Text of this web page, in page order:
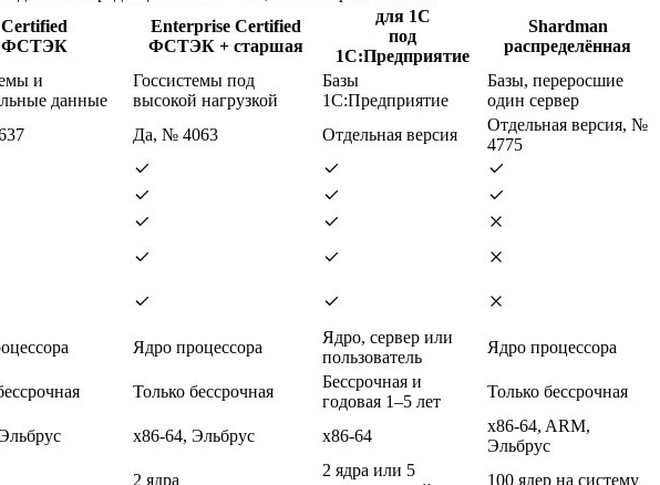
Certified
ФСТЭК
Enterprise Certified
ФСТЭК + старшая
для 1С
под
1С:Предприятие
Shardman
распределённая
и
данные
Госсистемы под
высокой нагрузкой
Базы
1С:Предприятие
Базы, переросшие
один сервер
Да, № 4063 Отдельная версия
Отдельная версия, №
4775
Ядро процессора
Ядро, сервер или
пользователь
Ядро процессора
Только бессрочная
Бессрочная и
годовая 1–5 лет
Только бессрочная
x86-64, Эльбрус x86-64
x86-64, ARM,
Эльбрус
2 ядра
2 ядра или 5
100 ядер на систему